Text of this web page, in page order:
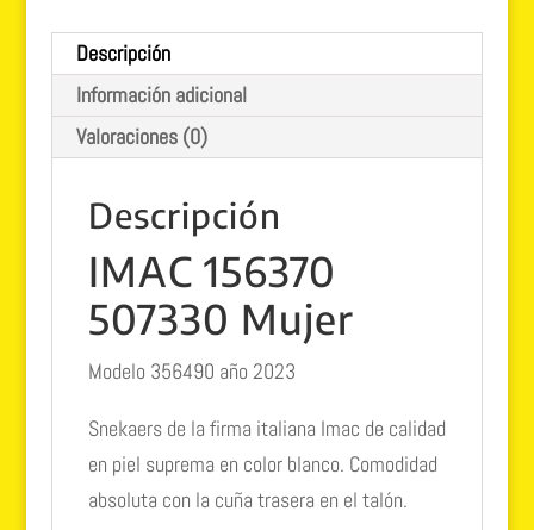
Descripción
Información adicional
Valoraciones (0)
Descripción
IMAC 156370
507330 Mujer
Modelo 356490 año 2023
Snekaers de la firma italiana Imac de calidad
en piel suprema en color blanco. Comodidad
absoluta con la cuña trasera en el talón.